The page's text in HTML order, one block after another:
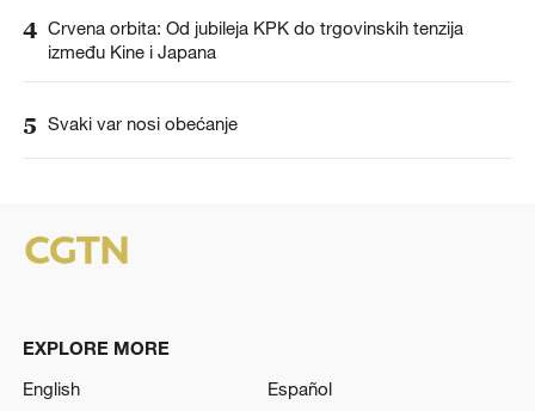
4 Crvena orbita: Od jubileja KPK do trgovinskih tenzija
između Kine i Japana
5 Svaki var nosi obećanje
EXPLORE MORE
English
Español